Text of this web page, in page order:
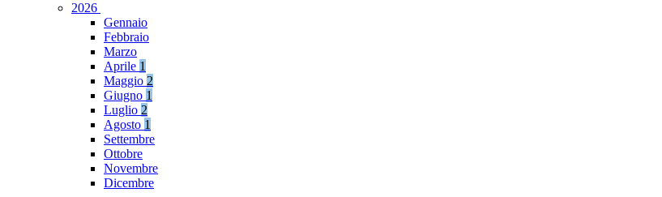
2026
Gennaio
Febbraio
Marzo
Aprile 1
Maggio 2
Giugno 1
Luglio 2
Agosto 1
Settembre
Ottobre
Novembre
Dicembre